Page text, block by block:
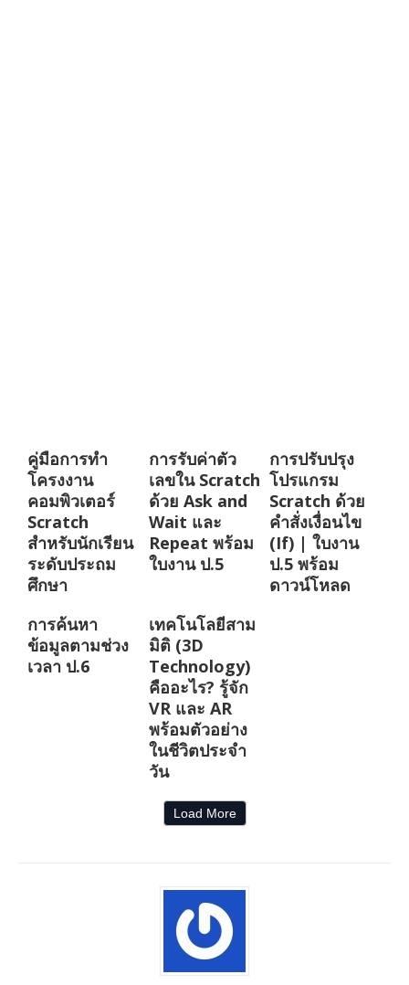
คู่มือการทำ
โครงงาน
คอมพิวเตอร์
Scratch
สำหรับนักเรียน
ระดับประถม
ศึกษา
การรับค่าตัว
เลขใน Scratch
ด้วย Ask and
Wait และ
Repeat พร้อม
ใบงาน ป.5
การปรับปรุง
โปรแกรม
Scratch ด้วย
คำสั่งเงื่อนไข
(If) | ใบงาน
ป.5 พร้อม
ดาวน์โหลด
การค้นหา
ข้อมูลตามช่วง
เวลา ป.6
เทคโนโลยีสาม
มิติ (3D
Technology)
คืออะไร? รู้จัก
VR และ AR
พร้อมตัวอย่าง
ในชีวิตประจำ
วัน
Load More